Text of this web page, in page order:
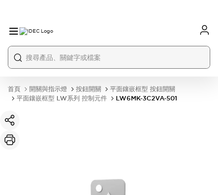
首頁 開關與指示燈 按鈕開關
平面鑲嵌框型 按鈕開關
平面鑲嵌框型 LW系列 控制元件
LW6MK-3C2VA-501